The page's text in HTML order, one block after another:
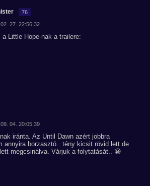
76
27. 22:56:32
Little Hope-nak a trailere:
04. 20:05:39
iránta. Az Until Dawn azért jobbra
annyira borzasztó.. tény kicsit rövid lett de
megcsinálva. Várjuk a folytatását.. 😀